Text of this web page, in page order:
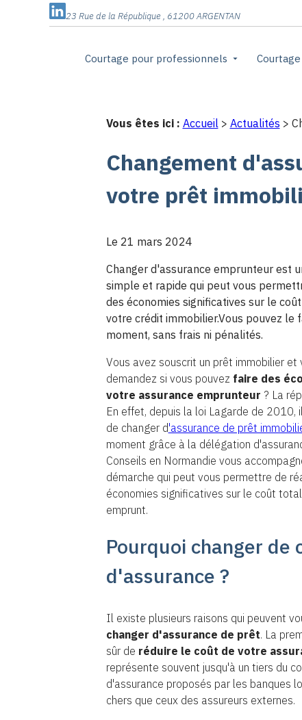
23 Rue de la République , 61200 ARGENTAN
Courtage pour professionnels
Vous êtes ici : Accueil> Actualités >
Changement
votre prêt
Le 21 mars 2024
Changer d'assurance emprunteur est
simple et rapide qui peut vous
des économies significatives sur le
votre crédit immobilier.Vous pouvez le
moment, sans frais ni pénalités.
Vous avez souscrit un prêt immobilier et
demandez si vous pouvez faire des
votre assurance emprunteur ? La
En effet, depuis la loi Lagarde de 2010,
de changer d'assurance de prêt
moment grâce à la délégation
Conseils en Normandie vous
démarche qui peut vous permettre de
économies significatives sur le coût
emprunt.
Pourquoi changer de
d'assurance ?
Il existe plusieurs raisons qui peuvent
changer d'assurance de prêt. La
sûr de réduire le coût de votre
représente souvent jusqu'à un tiers du
d'assurance proposés par les banques
chers que ceux des assureurs externes.
Panneau de gestion des cookies